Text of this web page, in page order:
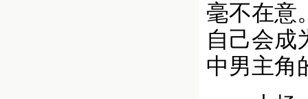
毫不在意
自己会成
中男主角